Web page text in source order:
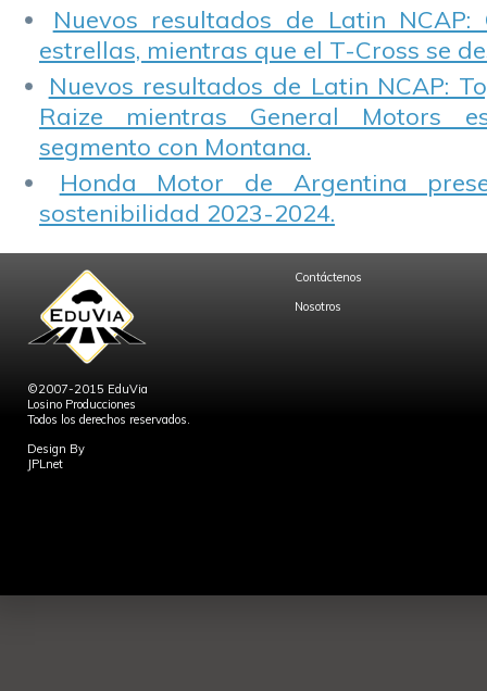
Nuevos resultados de Latin NCAP:
estrellas, mientras que el T-Cross se
Nuevos resultados de Latin NCAP:
Raize mientras General Motors
segmento con Montana.
Honda Motor de Argentina
sostenibilidad 2023-2024.
©2007-2015 EduVia
Losino Producciones
Todos los derechos reservados.
Design By
JPLnet
Contáctenos
Nosotros